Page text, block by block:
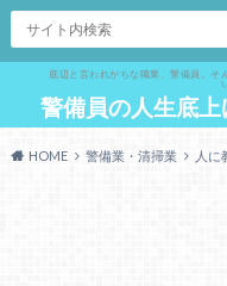
底辺と言われがちな職業、警備員。そ
警備員の人生底上
HOME 警備業・清掃業 人に